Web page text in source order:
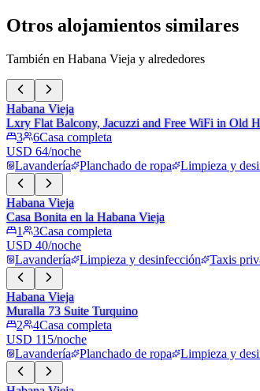
Otros alojamientos similares
También en Habana Vieja y alrededores
Habana Vieja
Lxry Flat Balcony, Jacuzzi and Free WiFi in Old
3
6Casa completa
USD 64/noche
Lavandería
Planchado de ropa Limpieza y
Habana Vieja
Casa Bonita en la Habana Vieja
1
3Casa completa
USD 40/noche
Lavandería
Limpieza y desinfección Taxis
Habana Vieja
Muralla 73 Suite Turquino
2
4Casa completa
USD 115/noche
Lavandería
Planchado de ropa Limpieza y